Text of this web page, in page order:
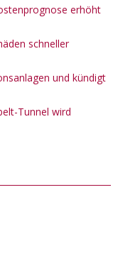
erhöht
schneller
und kündigt
Tunnel wird